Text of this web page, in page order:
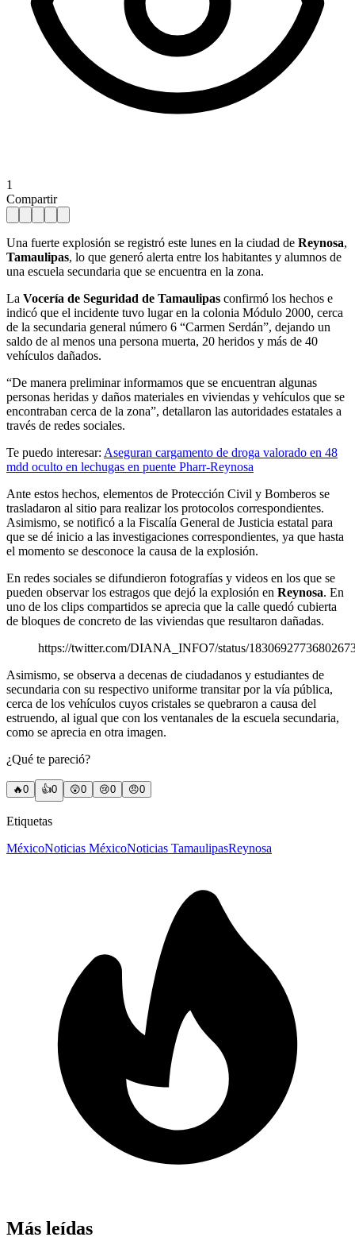
1
Compartir
Una fuerte explosión se registró este lunes en la ciudad de Reynosa,
Tamaulipas, lo que generó alerta entre los habitantes y alumnos de
una escuela secundaria que se encuentra en la zona.
La Vocería de Seguridad de Tamaulipas confirmó los hechos e
indicó que el incidente tuvo lugar en la colonia Módulo 2000, cerca
de la secundaria general número 6 “Carmen Serdán”, dejando un
saldo de al menos una persona muerta, 20 heridos y más de 40
vehículos dañados.
“De manera preliminar informamos que se encuentran algunas
personas heridas y daños materiales en viviendas y vehículos que se
encontraban cerca de la zona”, detallaron las autoridades estatales a
través de redes sociales.
Te puedo interesar: Aseguran cargamento de droga valorado en 48
mdd oculto en lechugas en puente Pharr-Reynosa
Ante estos hechos, elementos de Protección Civil y Bomberos se
trasladaron al sitio para realizar los protocolos correspondientes.
Asimismo, se notificó a la Fiscalía General de Justicia estatal para
que se dé inicio a las investigaciones correspondientes, ya que hasta
el momento se desconoce la causa de la explosión.
En redes sociales se difundieron fotografías y videos en los que se
pueden observar los estragos que dejó la explosión en Reynosa. En
uno de los clips compartidos se aprecia que la calle quedó cubierta
de bloques de concreto de las viviendas que resultaron dañadas.
https://twitter.com/DIANA_INFO7/status/
Asimismo, se observa a decenas de ciudadanos y estudiantes de
secundaria con su respectivo uniforme transitar por la vía pública,
cerca de los vehículos cuyos cristales se quebraron a causa del
estruendo, al igual que con los ventanales de la escuela secundaria,
como se aprecia en otra imagen.
¿Qué te pareció?
🔥0 👍0 😲0 😢0 😠0
Etiquetas
MéxicoNoticias MéxicoNoticias TamaulipasReynosa
Más leídas